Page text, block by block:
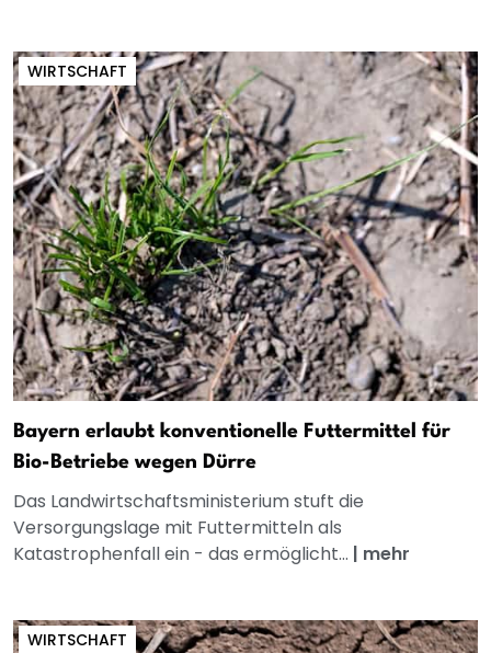
WIRTSCHAFT
Bayern erlaubt konventionelle Futtermittel für
Bio-Betriebe wegen Dürre
Das Landwirtschaftsministerium stuft die
Versorgungslage mit Futtermitteln als
Katastrophenfall ein - das ermöglicht... | mehr
WIRTSCHAFT